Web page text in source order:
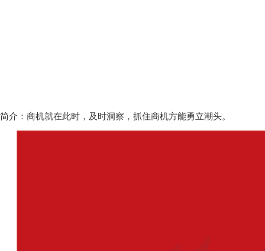
简介：商机就在此时，及时洞察，抓住商机方能勇立潮头。